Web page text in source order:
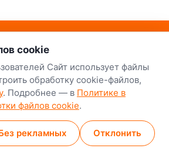
склад-магазин:
Минск
переулок, 5
27.489820
Карта проезда
cookie
Сайт использует файлы
обработку cookie-файлов,
. Подробнее — в Политике в
файлов cookie.
рекламных Отклонить